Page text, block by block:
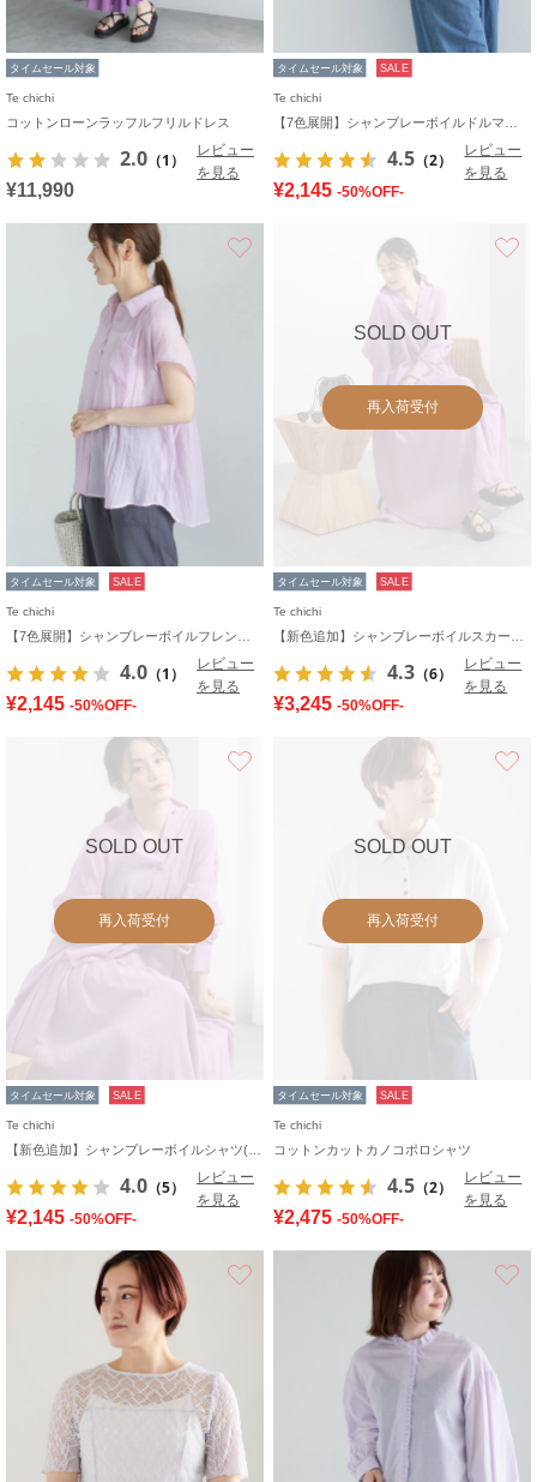
タイムセール対象
Te chichi
コットンローンラッフルフリルドレス
2.0 （1）
レビュー
を見る
¥11,990
タイムセール対象 SALE
Te chichi
4.5 （2）
レビュー
を見る
¥2,145 -50%OFF-
タイムセール対象 SALE
Te chichi
4.0 （1）
レビュー
を見る
¥2,145 -50%OFF-
SOLD OUT
再入荷受付
タイムセール対象 SALE
Te chichi
4.3 （6）
レビュー
を見る
¥3,245 -50%OFF-
SOLD OUT
再入荷受付
タイムセール対象 SALE
Te chichi
4.0 （5）
レビュー
を見る
¥2,145 -50%OFF-
SOLD OUT
再入荷受付
タイムセール対象 SALE
Te chichi
コットンカットカノコポロシャツ
4.5 （2）
レビュー
を見る
¥2,475 -50%OFF-